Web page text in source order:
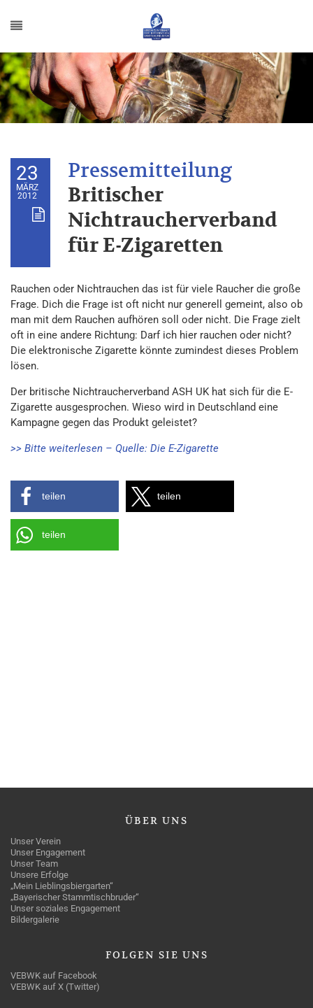
23
MÄRZ
2012
Britischer
Nichtraucherverband
für E-Zigaretten
Rauchen oder Nichtrauchen das ist für viele Raucher die große
Frage. Dich die Frage ist oft nicht nur generell gemeint, also ob
man mit dem Rauchen aufhören soll oder nicht. Die Frage zielt
oft in eine andere Richtung: Darf ich hier rauchen oder nicht?
Die elektronische Zigarette könnte zumindest dieses Problem
lösen.
Der britische Nichtraucherverband ASH UK hat sich für die E-
Zigarette ausgesprochen. Wieso wird in Deutschland eine
Kampagne gegen das Produkt geleistet?
>> Bitte weiterlesen – Quelle: Die E-Zigarette
teilen teilen
teilen
ÜBER UNS
Unser Verein
Unser Engagement
Unser Team
Unsere Erfolge
„Mein Lieblingsbiergarten“
„Bayerischer Stammtischbruder“
Unser soziales Engagement
Bildergalerie
FOLGEN SIE UNS
VEBWK auf Facebook
VEBWK auf X (Twitter)